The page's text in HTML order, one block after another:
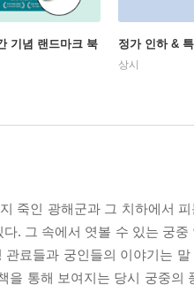
기념 랜드마크 북
정가 인하 &
상시
죽인 광해군과 그 치하에서
. 그 속에서 엿볼 수 있는 궁
료들과 궁인들의 이야기는
통해 보여지는 당시 궁중의